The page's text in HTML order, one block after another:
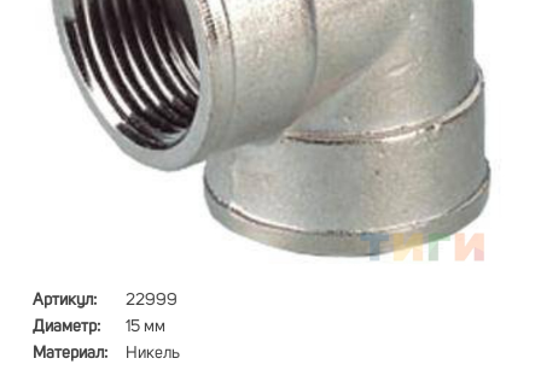
Артикул:
22999
Диаметр:
15 мм
Материал:
Никель